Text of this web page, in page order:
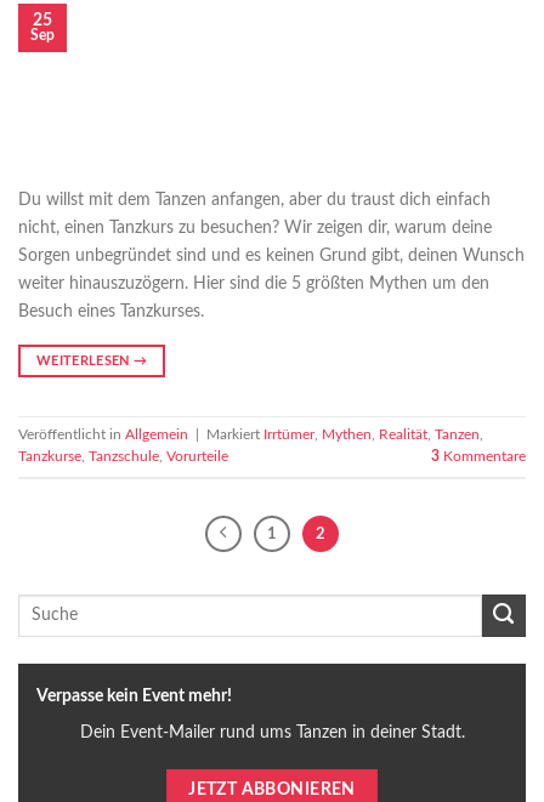
25
Sep
Du willst mit dem Tanzen anfangen, aber du traust dich einfach
nicht, einen Tanzkurs zu besuchen? Wir zeigen dir, warum deine
Sorgen unbegründet sind und es keinen Grund gibt, deinen Wunsch
weiter hinauszuzögern. Hier sind die 5 größten Mythen um den
Besuch eines Tanzkurses.
WEITERLESEN →
Veröffentlicht in Allgemein Markiert Irrtümer, Mythen Realität Tanzen
Tanzkurse Tanzschule Vorurteile 3 Kommentare
1 2
Verpasse kein Event mehr!
Dein Event-Mailer rund ums Tanzen in deiner Stadt.
JETZT ABBONIEREN